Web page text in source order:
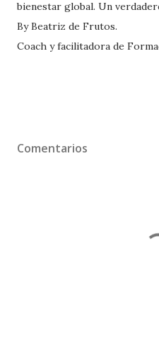
bienestar global. Un
By Beatriz de Frutos.
Coach y facilitadora de
Comentarios